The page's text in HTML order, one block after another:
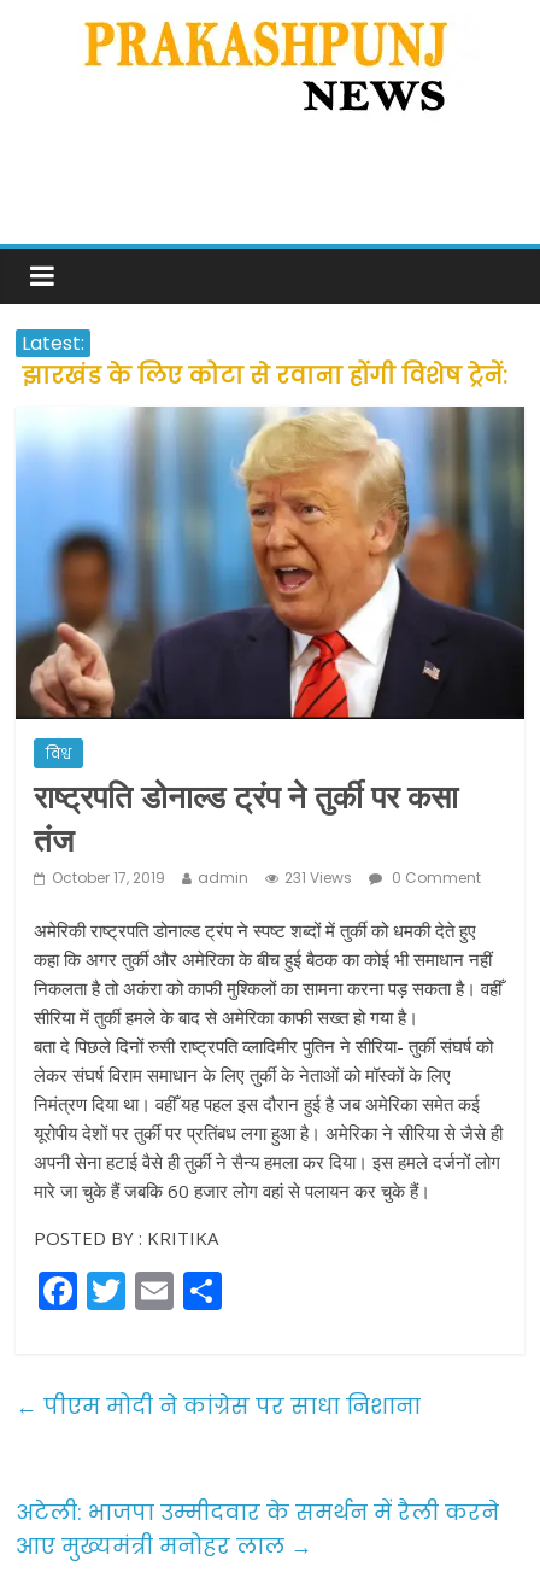
Latest:
झारखंड के लिए कोटा से रवाना होंगी विशेष ट्रेनें:
सीएम हेमंत सोरेन
उत्तराखंड के अन्य राज्यों में फंसे लोगों की जल्द
होगी घर वापसी
प्रवासियों व मजदूरों को दी गई छूट के बाद लोगो
ने कराया पंजीयन: राजस्थान सरकार
शराब और पान की दुकानों को ग्रीन जोन में
खोलने की मिली इजाजत: गृह मंत्रालय
दो हफ्ते के लिए बढ़ाया लॉकडाउन: गृह मंत्रालय
विश्व
राष्ट्रपति डोनाल्ड ट्रंप ने तुर्की पर कसा
तंज
October 17, 2019 admin 231 Views 0 Comment
अमेरिकी राष्ट्रपति डोनाल्ड ट्रंप ने स्पष्ट शब्दों में तुर्की को धमकी देते हुए
कहा कि अगर तुर्की और अमेरिका के बीच हुई बैठक का कोई भी समाधान नहीं
निकलता है तो अकंरा को काफी मुश्किलों का सामना करना पड़ सकता है। वहीँ
सीरिया में तुर्की हमले के बाद से अमेरिका काफी सख्त हो गया है।
बता दे पिछले दिनों रुसी राष्ट्रपति व्लादिमीर पुतिन ने सीरिया- तुर्की संघर्ष को
लेकर संघर्ष विराम समाधान के लिए तुर्की के नेताओं को मॉस्कों के लिए
निमंत्रण दिया था। वहीँ यह पहल इस दौरान हुई है जब अमेरिका समेत कई
यूरोपीय देशों पर तुर्की पर प्रतिंबध लगा हुआ है। अमेरिका ने सीरिया से जैसे ही
अपनी सेना हटाई वैसे ही तुर्की ने सैन्य हमला कर दिया। इस हमले दर्जनों लोग
मारे जा चुके हैं जबकि 60 हजार लोग वहां से पलायन कर चुके हैं।
POSTED BY : KRITIKA
F
a
e
o
k
T
w
er
E
m
l e
← पीएम मोदी ने कांग्रेस पर साधा निशाना
अटेली: भाजपा उम्मीदवार के समर्थन में रैली करने
आए मुख्यमंत्री मनोहर लाल →